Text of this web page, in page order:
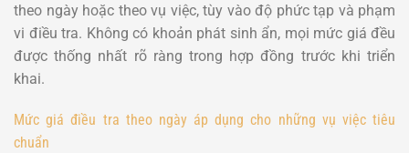
theo ngày hoặc theo vụ việc, tùy vào độ phức tạp và phạm
vi điều tra. Không có khoản phát sinh ẩn, mọi mức giá đều
được thống nhất rõ ràng trong hợp đồng trước khi triển
khai.
Mức giá điều tra theo ngày áp dụng cho những vụ việc tiêu
chuẩn